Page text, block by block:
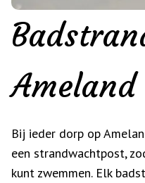
Ameland
Bij ieder dorp op
een strandwachtpost,
kunt zwemmen. Elk